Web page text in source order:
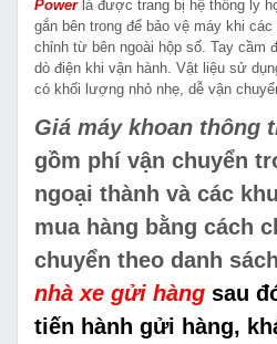
Powerlà được trang bị hệ thống ly
gắn bên trong để bảo vệ máy khi
chỉnh từ bên ngoài hộp số. Tay cầm
dò điện khi vận hành. Vật liệu sử
có khối lượng nhỏ nhẹ, dễ vận
Giá máy khoan thông
gồm phí vận chuyển
ngoại thành và các
mua hàng bằng cách
chuyển theo danh
nhà xe gửi hàng sau
tiến hành gửi hàng,